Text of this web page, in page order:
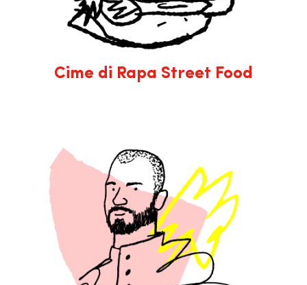
Cime di Rapa Street Food